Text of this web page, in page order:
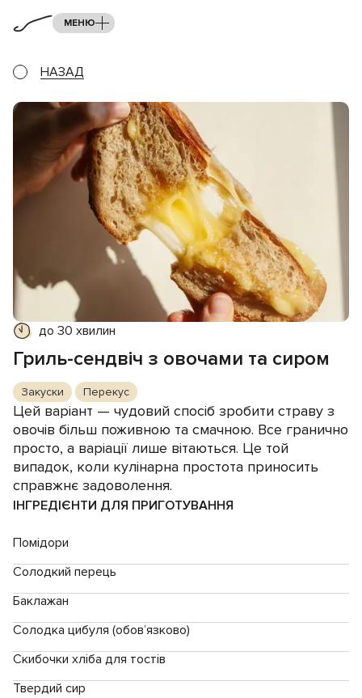
МЕНЮ
НАЗАД
до 30 хвилин
Гриль-сендвіч з овочами та сиром
Закуски Перекус
Цей варіант — чудовий спосіб зробити страву з
овочів більш поживною та смачною. Все гранично
просто, а варіації лише вітаються. Це той
випадок, коли кулінарна простота приносить
справжнє задоволення.
ІНГРЕДІЄНТИ ДЛЯ ПРИГОТУВАННЯ
Помідори
Солодкий перець
Баклажан
Солодка цибуля (обов’язково)
Скибочки хліба для тостів
Твердий сир